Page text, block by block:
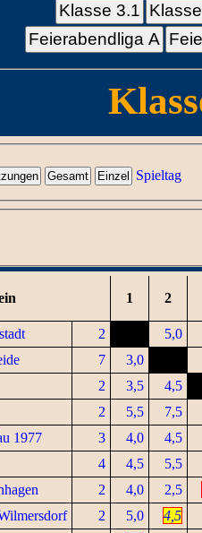
Klasse 3.1
Feierabendliga A
Spieltag
1 2
2
5,0
7
3,0
2 3,5
4,5
2 5,5
7,5
1977 3 4,0
4,5
4 4,5
5,5
2 4,0 2,5
2 5,0
4,5